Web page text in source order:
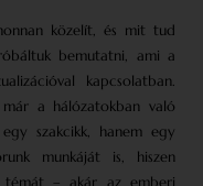
közelít, és mit tud
bemutatni, ami a
kapcsolatban.
a hálózatokban való
szakcikk, hanem egy
munkáját is, hiszen
témát – akár az emberi